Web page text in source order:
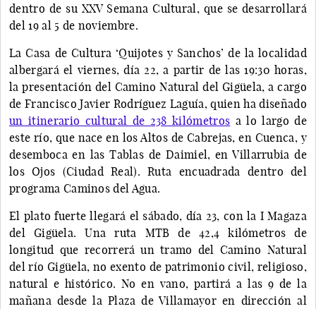
dentro de su XXV Semana Cultural, que se desarrollará
del 19 al 5 de noviembre.
La Casa de Cultura ‘Quijotes y Sanchos’ de la localidad
albergará el viernes, día 22, a partir de las 19:30 horas,
la presentación del Camino Natural del Gigüela, a cargo
de Francisco Javier Rodríguez Laguía, quien ha diseñado
un itinerario cultural de 238 kilómetros a lo largo de
este río, que nace en los Altos de Cabrejas, en Cuenca, y
desemboca en las Tablas de Daimiel, en Villarrubia de
los Ojos (Ciudad Real). Ruta encuadrada dentro del
programa Caminos del Agua.
El plato fuerte llegará el sábado, día 23, con la I Magaza
del Gigüela. Una ruta MTB de 42,4 kilómetros de
longitud que recorrerá un tramo del Camino Natural
del río Gigüela, no exento de patrimonio civil, religioso,
natural e histórico. No en vano, partirá a las 9 de la
mañana desde la Plaza de Villamayor en dirección al